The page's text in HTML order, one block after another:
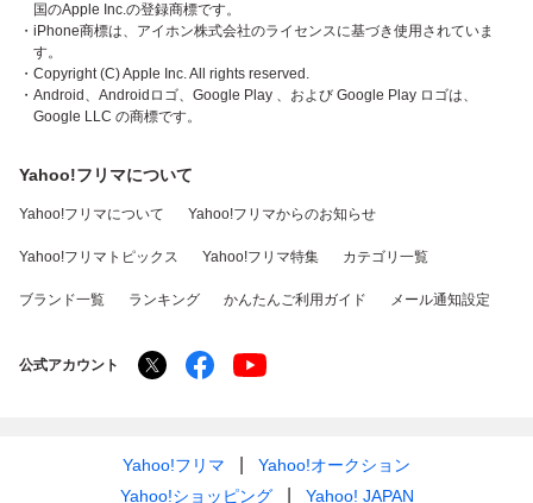
国のApple Inc.の登録商標です。
・iPhone商標は、アイホン株式会社のライセンスに基づき使用されていま
す。
・Copyright (C) Apple Inc. All rights reserved.
・Android、Androidロゴ、Google Play 、および Google Play ロゴは、
Google LLC の商標です。
Yahoo!フリマについて
Yahoo!フリマについて Yahoo!フリマからのお知らせ
Yahoo!フリマトピックス Yahoo!フリマ特集 カテゴリ一覧
ブランド一覧 ランキング かんたんご利用ガイド メール通知設定
公式アカウント
Yahoo!フリマ
Yahoo!オークション
Yahoo!ショッピング
Yahoo! JAPAN